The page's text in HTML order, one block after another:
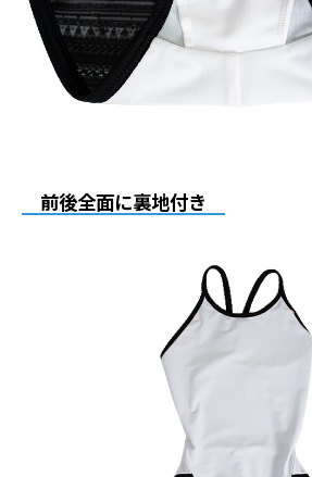
前後全面に裏地付き